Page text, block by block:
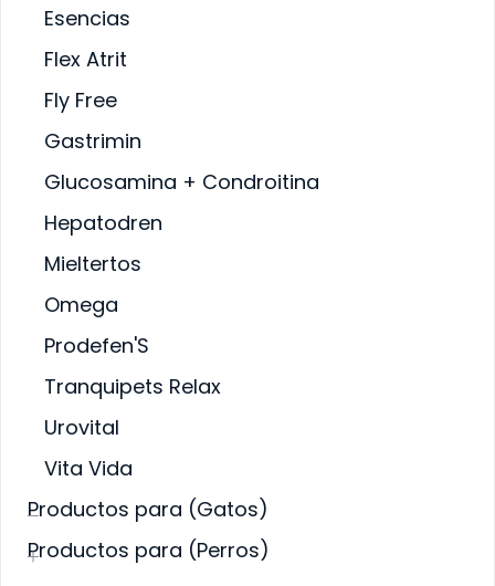
Esencias
Flex Atrit
Fly Free
Gastrimin
Glucosamina + Condroitina
Hepatodren
Mieltertos
Omega
Prodefen'S
Tranquipets Relax
Urovital
Vita Vida
Productos para (Gatos)
Productos para (Perros)